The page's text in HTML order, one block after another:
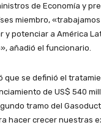
de Economía y
miembro,
y potenciar a América
añadió el funcionario.
que se definió el
de US$ 540
tramo del
hacer crecer nuestras